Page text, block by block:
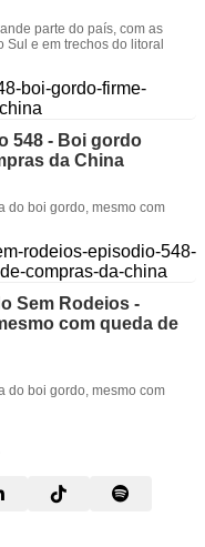
parte do país, com as
Sul e em trechos do litoral
548 - Boi gordo
da China
do boi gordo, mesmo com
Sem Rodeios -
com queda de
do boi gordo, mesmo com